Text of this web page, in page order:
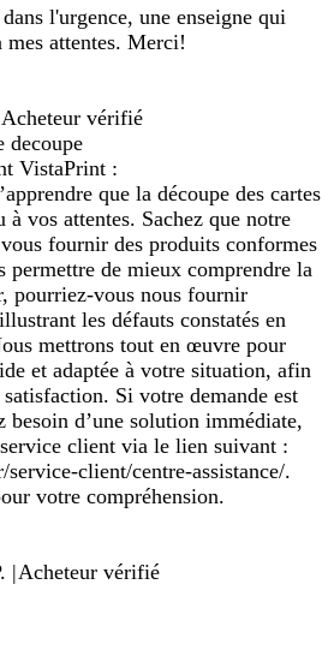
l'urgence, une enseigne qui
attentes. Merci!
Acheteur vérifié
decoupe
VistaPrint :
que la découpe des cartes
vos attentes. Sachez que notre
fournir des produits conformes
permettre de mieux comprendre la
pourriez-vous nous fournir
les défauts constatés en
mettrons tout en œuvre pour
et adaptée à votre situation, afin
Si votre demande est
besoin d’une solution immédiate,
client via le lien suivant :
client/centre-assistance/.
votre compréhension.
|Acheteur vérifié